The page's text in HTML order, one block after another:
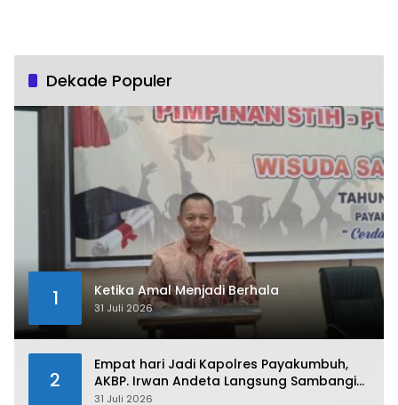
Dekade Populer
1 Ketika Amal Menjadi Berhala
31 Juli 2026
2
Empat hari Jadi Kapolres Payakumbuh,
AKBP. Irwan Andeta Langsung Sambangi
PWI Kota Payakumbuh
31 Juli 2026